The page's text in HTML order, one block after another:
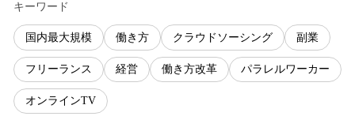
キーワード
国内最大規模 働き方 クラウドソーシング 副業
フリーランス 経営 働き方改革 パラレルワーカー
オンラインTV